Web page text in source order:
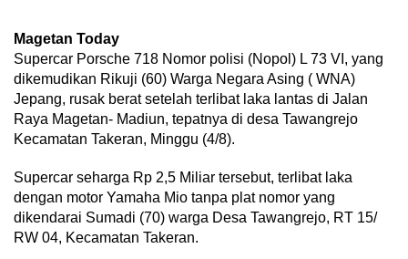
Magetan Today
Supercar Porsche 718 Nomor polisi (Nopol) L 73 VI, yang
dikemudikan Rikuji (60) Warga Negara Asing ( WNA)
Jepang, rusak berat setelah terlibat laka lantas di Jalan
Raya Magetan- Madiun, tepatnya di desa Tawangrejo
Kecamatan Takeran, Minggu (4/8).
Supercar seharga Rp 2,5 Miliar tersebut, terlibat laka
dengan motor Yamaha Mio tanpa plat nomor yang
dikendarai Sumadi (70) warga Desa Tawangrejo, RT 15/
RW 04, Kecamatan Takeran.